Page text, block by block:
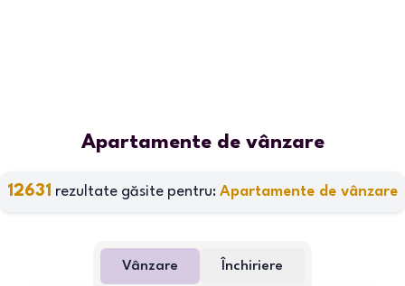
Apartamente de vânzare
12631 rezultate găsite pentru: Apartamente de vânzare
Vânzare Închiriere